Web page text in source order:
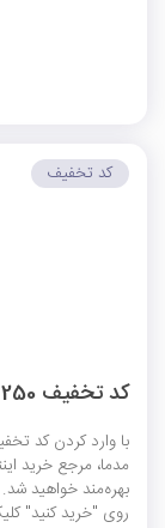
کد تخفیف 250 هزار تومانی فرش مدما
بهره‌مند خواهید
روی "خرید کنید"
کد تخفیف